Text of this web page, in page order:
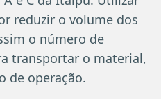
reduzir o volume dos
o número de
transportar o material,
de operação.